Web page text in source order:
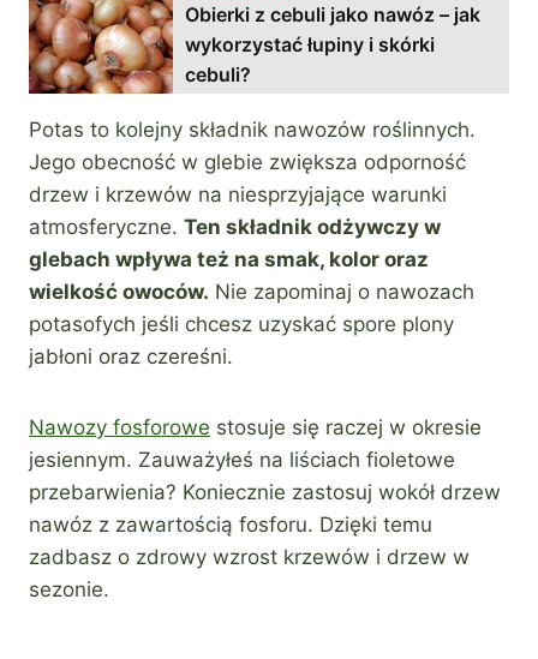
Obierki z cebuli jako nawóz – jak
wykorzystać łupiny i skórki
cebuli?
Potas to kolejny składnik nawozów roślinnych.
Jego obecność w glebie zwiększa odporność
drzew i krzewów na niesprzyjające warunki
atmosferyczne. Ten składnik odżywczy w
glebach wpływa też na smak, kolor oraz
wielkość owoców. Nie zapominaj o nawozach
potasofych jeśli chcesz uzyskać spore plony
jabłoni oraz czereśni.
Nawozy fosforowe stosuje się raczej w okresie
jesiennym. Zauważyłeś na liściach fioletowe
przebarwienia? Koniecznie zastosuj wokół drzew
nawóz z zawartością fosforu. Dzięki temu
zadbasz o zdrowy wzrost krzewów i drzew w
sezonie.